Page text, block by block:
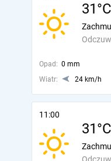
31°C
Opad: 0 mm
Wiatr:
24 km/h
11:00
31°C